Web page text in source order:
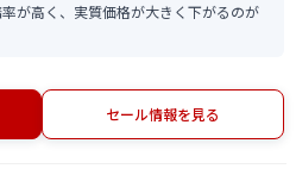
が高く、実質価格が大きく下がるのが
セール情報を見る